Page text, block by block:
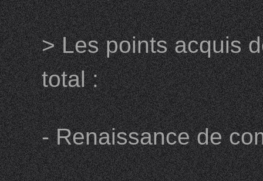
> Les points acquis
total :
- Renaissance de